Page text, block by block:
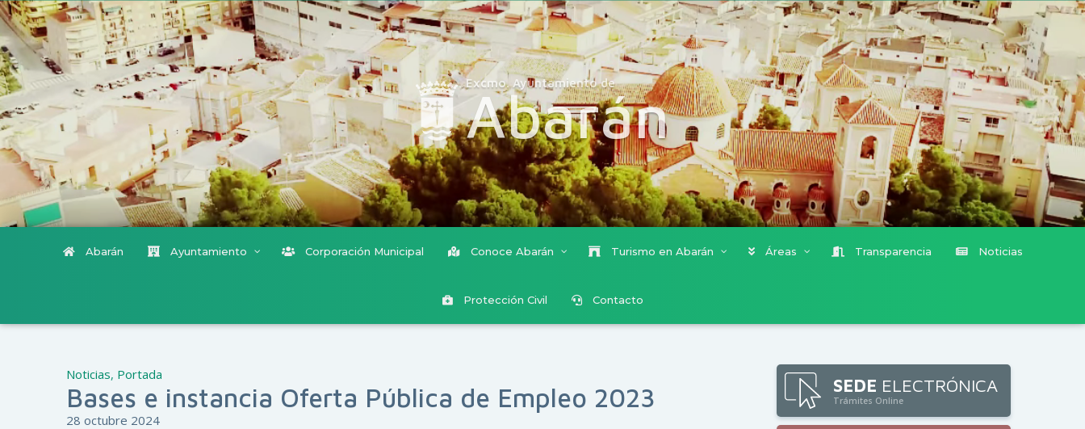
Excmo. Ayuntamiento de
Abarán
Abarán Ayuntamiento Corporación Municipal Conoce Abarán Turismo en Abarán Áreas Transparencia Noticias
Protección Civil Contacto
Noticias, Portada
Bases e instancia Oferta Pública de Empleo 2023
28 octubre 2024
SEDE ELECTRÓNICA
Trámites Online